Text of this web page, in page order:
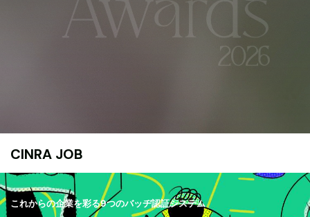
CINRA JOB
これからの企業を彩る9つのバッヂ認証システム